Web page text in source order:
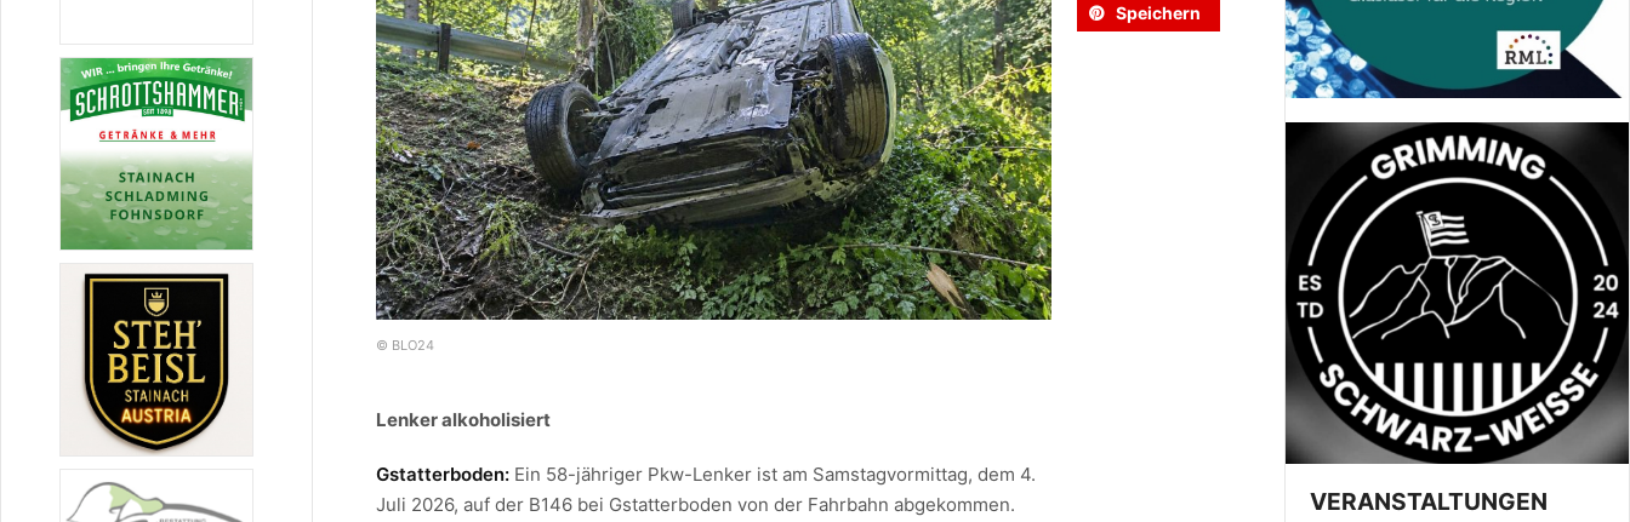
© BLO24
Lenker alkoholisiert
Gstatterboden: Ein 58-jähriger Pkw-Lenker ist am Samstagvormittag, dem 4.
Juli 2026, auf der B146 bei Gstatterboden von der Fahrbahn abgekommen.
Speichern
VERANSTALTUNGEN